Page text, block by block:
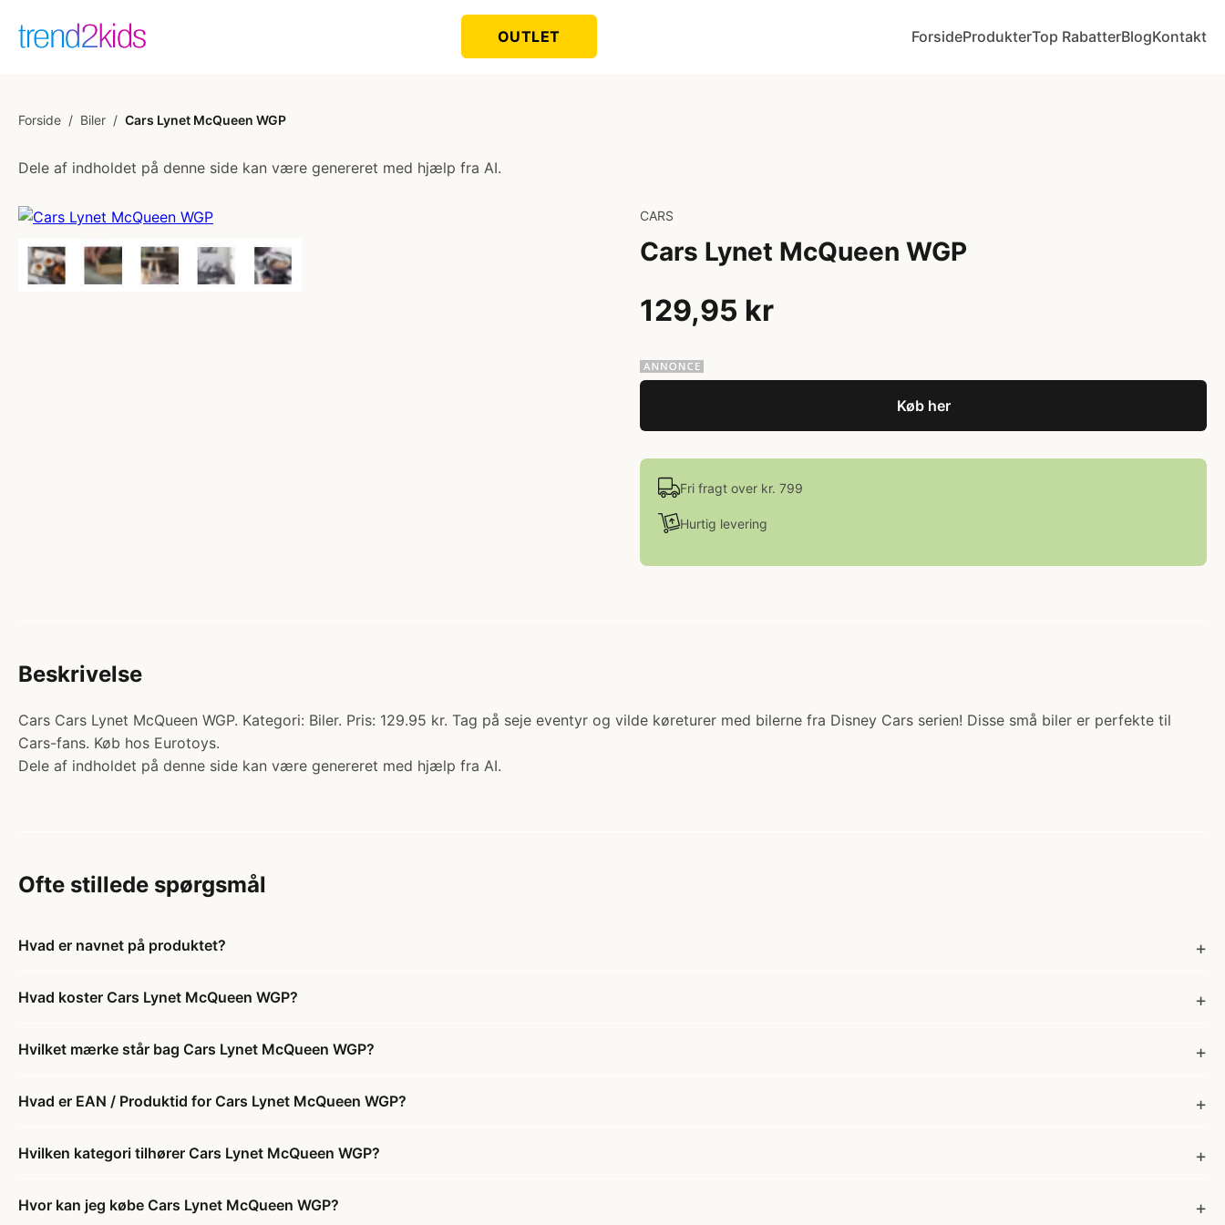
OUTLET ForsideProdukterTop RabatterBlogKontakt
Forside / Biler / Cars Lynet McQueen WGP
Dele af indholdet på denne side kan være genereret med hjælp fra AI.
CARS
Cars Lynet McQueen WGP
129,95 kr
Køb her
Fri fragt over kr. 799
Hurtig levering
Beskrivelse
Cars Cars Lynet McQueen WGP. Kategori: Biler. Pris: 129.95 kr. Tag på seje eventyr og vilde køreturer med bilerne fra Disney Cars serien! Disse små biler er perfekte til
Cars-fans. Køb hos Eurotoys.
Dele af indholdet på denne side kan være genereret med hjælp fra AI.
Ofte stillede spørgsmål
Hvad er navnet på produktet?
Hvad koster Cars Lynet McQueen WGP?
Hvilket mærke står bag Cars Lynet McQueen WGP?
Hvad er EAN / Produktid for Cars Lynet McQueen WGP?
Hvilken kategori tilhører Cars Lynet McQueen WGP?
Hvor kan jeg købe Cars Lynet McQueen WGP?